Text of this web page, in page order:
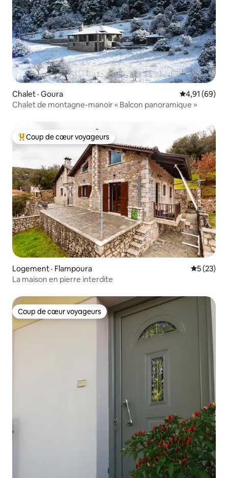
Chalet · Goura Note
4,91 (69)
Chalet de montagne-manoir « Balcon panoramique »
Coup de cœur voyageurs parmi les plus aimés
Coup de cœur voyageurs
Logement · Flampoura Note
5 (23)
La maison en pierre interdite
Coup de cœur voyageurs
Coup de cœur voyageurs